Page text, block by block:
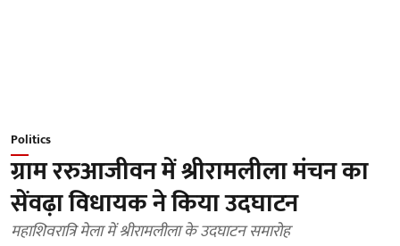
Politics
ग्राम ररुआजीवन में श्रीरामलीला मंचन का
सेंवढ़ा विधायक ने किया उदघाटन
महाशिवरात्रि मेला में श्रीरामलीला के उदघाटन समारोह